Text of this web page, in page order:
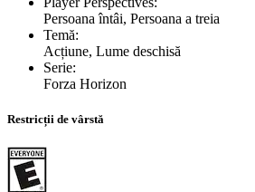
Persoana întâi, Persoana a treia
Temă:
Acțiune, Lume deschisă
Serie:
Forza Horizon
Restricții de vârstă